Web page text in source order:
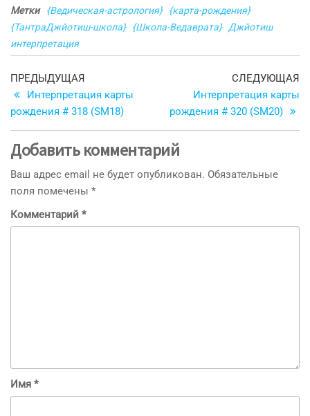
Метки
{Ведическая-астрология}
{карта-рождения}
{ТантраДжйотиш-школа}
{Школа-Ведаврата}
Джйотиш
интерпретация
Навигация
по
записям
Предыдущая
запись
ПРЕДЫДУЩАЯ
Интерпретация карты
рождения # 318 (SM18)
СЛЕДУЮЩАЯ
Интерпретация карты
рождения # 320 (SM20)
Добавить комментарий
Ваш адрес email не будет опубликован. Обязательные
поля помечены *
Комментарий *
Имя *